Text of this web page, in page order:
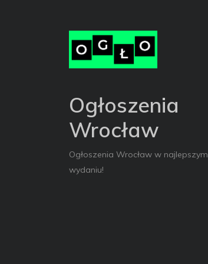
Ogłoszenia
Wrocław
Ogłoszenia Wrocław w najlepszym
wydaniu!